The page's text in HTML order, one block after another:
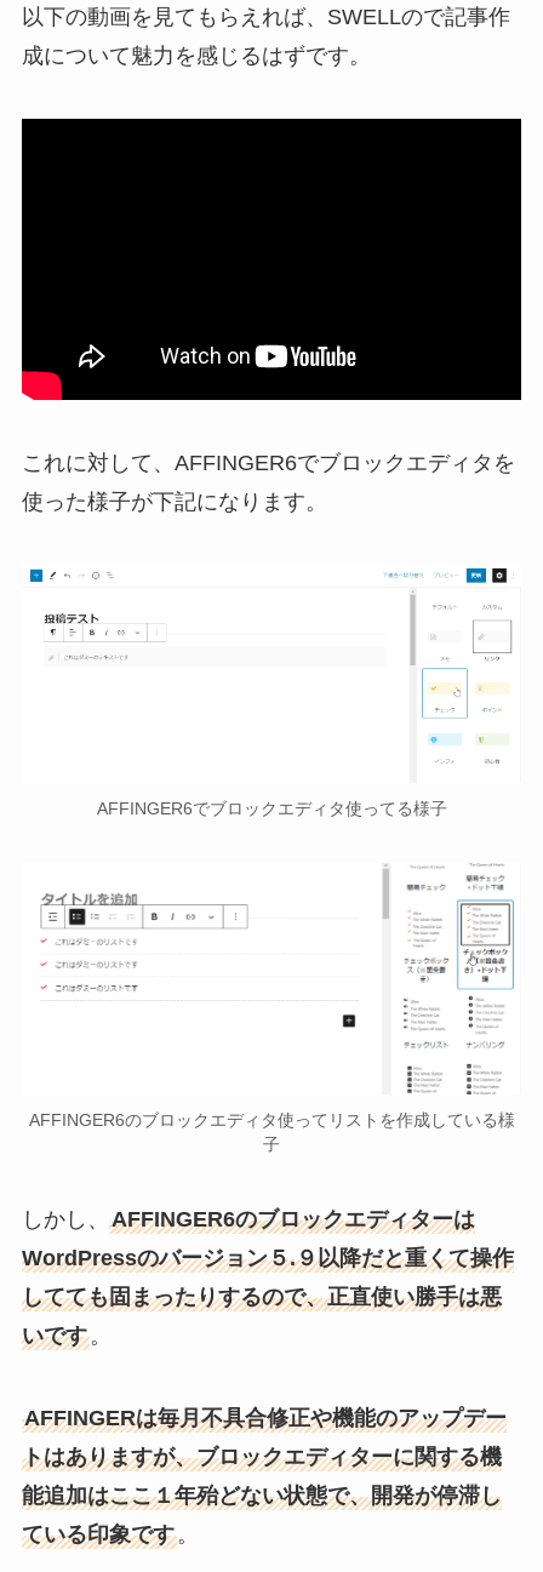
以下の動画を見てもらえれば、SWELLので記事作
成について魅力を感じるはずです。
これに対して、AFFINGER6でブロックエディタを
使った様子が下記になります。
AFFINGER6でブロックエディタ使ってる様子
AFFINGER6のブロックエディタ使ってリストを作成している様
子
しかし、 AFFINGER6のブロックエディターは
WordPressのバージョン５.９以降だと重くて操作
してても固まったりするので、正直使い勝手は悪
いです。
AFFINGERは毎月不具合修正や機能のアップデー
トはありますが、ブロックエディターに関する機
能追加はここ１年殆どない状態で、開発が停滞し
ている印象です。